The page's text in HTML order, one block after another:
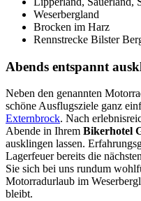
Weserbergland
Brocken im Harz
Rennstrecke Bilster
Abends entspannt
Neben den genannten
schöne Ausflugsziele ganz
Externbrock. Nach
Abende in Ihrem Bikerhotel
ausklingen lassen.
Lagerfeuer bereits die
Sie sich bei uns rundum
Motorradurlaub im
bleibt.